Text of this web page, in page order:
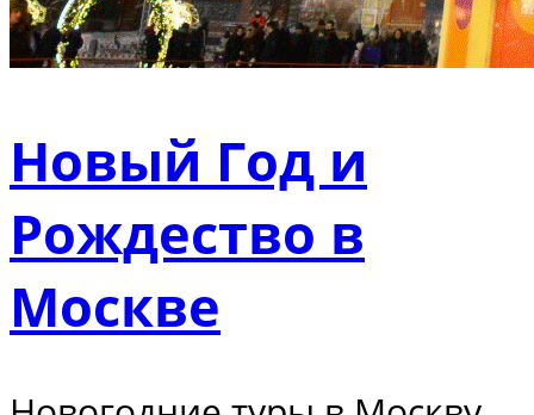
Новый Год и
Рождество в
Москве